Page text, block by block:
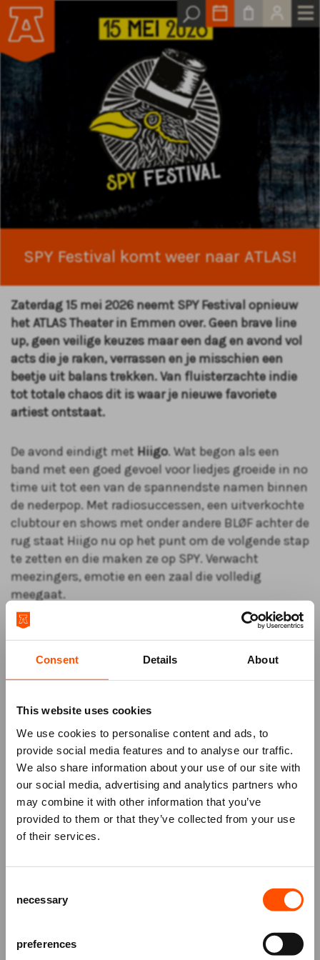
Consent Details About
This website uses cookies
We use cookies to personalise content and ads, to
provide social media features and to analyse our traffic.
We also share information about your use of our site with
our social media, advertising and analytics partners who
may combine it with other information that you’ve
provided to them or that they’ve collected from your use
of their services.
Selection
necessary
preferences
SPY Festival komt weer naar ATLAS!
Zaterdag 15 mei 2026 neemt SPY Festival opnieuw
het ATLAS Theater in Emmen over. Geen brave line
up, geen veilige keuzes maar een dag en avond vol
acts die je raken, verrassen en je misschien een
beetje uit balans trekken. Van fluisterzachte indie
tot totale chaos dit is waar je nieuwe favoriete
artiest ontstaat.
De avond eindigt met Hiigo. Wat begon als een
band met een goed gevoel voor liedjes groeide in no
time uit tot een van de spannendste namen binnen
de nederpop. Met radiosuccessen, een uitverkochte
clubtour en shows met onder andere BLØF achter de
rug staat Hiigo nu op het punt om de volgende stap
te zetten en die maken ze op SPY. Verwacht
meezingers, emotie en een zaal die volledig
meegaat.
Maar SPY is geen one man show.
shows zijn een explosie van synths, garage, visuals
en pure energie alsof je een bizarre kleurrijke film
binnenstapt waar alles kan en niks normaal is.
FIEP brengt indierock die schuurt en tegelijk blijft
hangen. Speels, direct en met een rafelrandje de
nieuwe EP laat een band horen die durft los te laten
en juist daardoor nog harder binnenkomt.
invloeden uit indie en folk gedragen door intieme
zang en gelaagde arrangementen. Muziek die je
Mis niks
en speciale aanbiedingen!